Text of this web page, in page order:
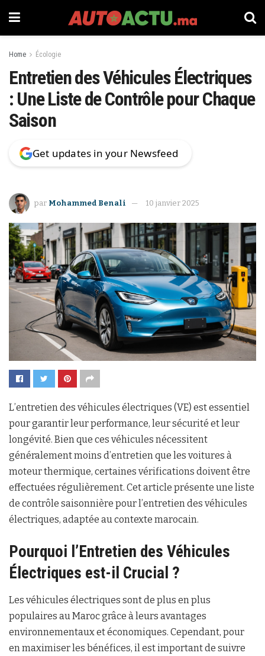
Home Écologie
Entretien des Véhicules Électriques
: Une Liste de Contrôle pour Chaque
Saison
Get updates in your Newsfeed
par Mohammed Benali 10 janvier 2025
L’entretien des véhicules électriques (VE) est essentiel
pour garantir leur performance, leur sécurité et leur
longévité. Bien que ces véhicules nécessitent
généralement moins d’entretien que les voitures à
moteur thermique, certaines vérifications doivent être
effectuées régulièrement. Cet article présente une liste
de contrôle saisonnière pour l’entretien des véhicules
électriques, adaptée au contexte marocain.
Pourquoi l’Entretien des Véhicules
Électriques est-il Crucial ?
Les véhicules électriques sont de plus en plus
populaires au Maroc grâce à leurs avantages
environnementaux et économiques. Cependant, pour
en maximiser les bénéfices, il est important de suivre